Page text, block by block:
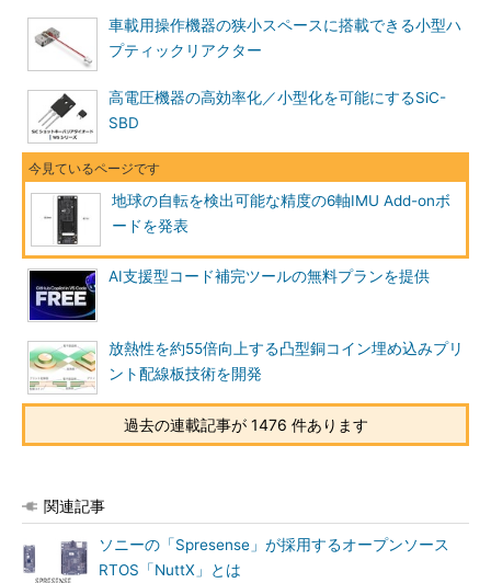
車載用操作機器の狭小スペースに搭載できる小型ハ
プティックリアクター
高電圧機器の高効率化／小型化を可能にするSiC-
SBD
地球の自転を検出可能な精度の6軸IMU Add-onボ
ードを発表
AI支援型コード補完ツールの無料プランを提供
放熱性を約55倍向上する凸型銅コイン埋め込みプリ
ント配線板技術を開発
過去の連載記事が 1476 件あります
関連記事
ソニーの「Spresense」が採用するオープンソース
RTOS「NuttX」とは